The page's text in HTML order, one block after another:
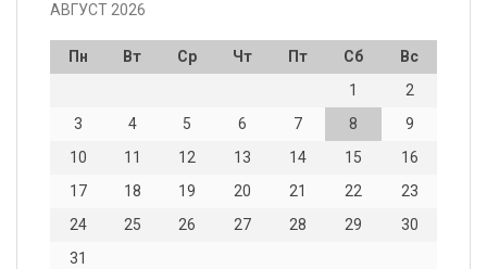
АВГУСТ 2026
Пн Вт Ср Чт Пт Сб
Вс
1
2
3
4 5 6 7 8
9
10
11 12 13 14 15
16
17
18 19 20 21 22
23
24
25 26 27 28 29
30
31